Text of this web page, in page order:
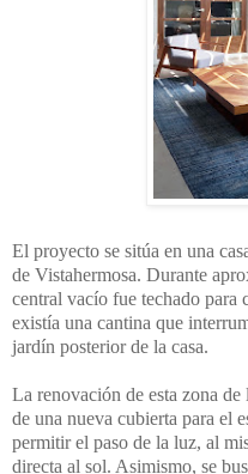
El proyecto se sitúa en una
de Vistahermosa. Durante
central vacío fue techado para
existía una cantina que
jardín posterior de la casa.
La renovación de esta zona
de una nueva cubierta para el
permitir el paso de la luz, al
directa al sol. Asimismo, se